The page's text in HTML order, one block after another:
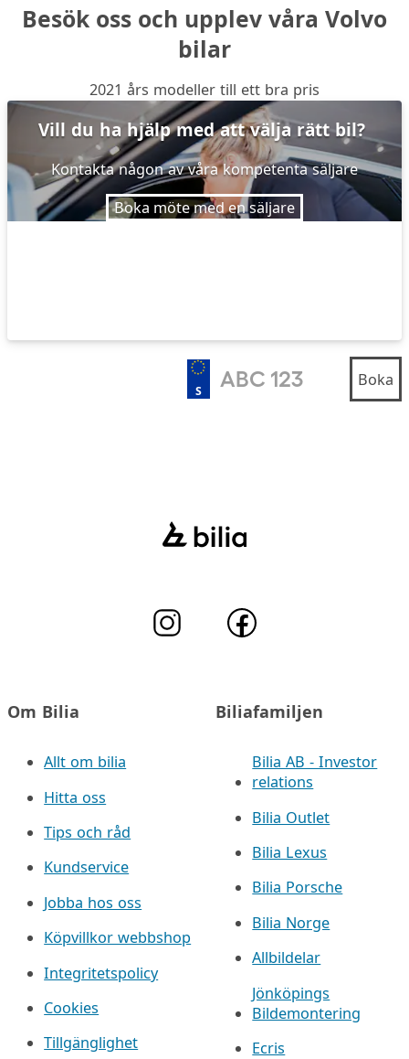
Besök oss och upplev våra Volvo
bilar
2021 års modeller till ett bra pris
Vill du ha hjälp med att välja rätt bil?
Kontakta någon av våra kompetenta säljare
Boka möte med en säljare
S
Boka
Om Bilia
Allt om bilia
Hitta oss
Tips och råd
Kundservice
Jobba hos oss
Köpvillkor webbshop
Integritetspolicy
Cookies
Tillgänglighet
Biliafamiljen
Bilia AB - Investor
relations
Bilia Outlet
Bilia Lexus
Bilia Porsche
Bilia Norge
Allbildelar
Jönköpings
Bildemontering
Ecris